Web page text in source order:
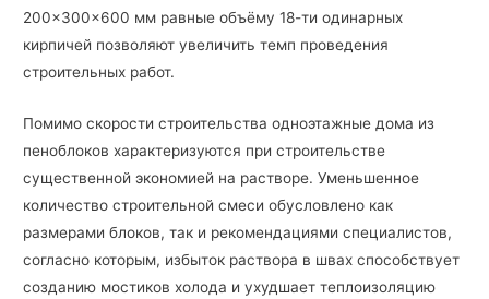
200×300×600 мм равные объёму 18-ти одинарных
кирпичей позволяют увеличить темп проведения
строительных работ.
Помимо скорости строительства одноэтажные дома из
пеноблоков характеризуются при строительстве
существенной экономией на растворе. Уменьшенное
количество строительной смеси обусловлено как
размерами блоков, так и рекомендациями специалистов,
согласно которым, избыток раствора в швах способствует
созданию мостиков холода и ухудшает теплоизоляцию